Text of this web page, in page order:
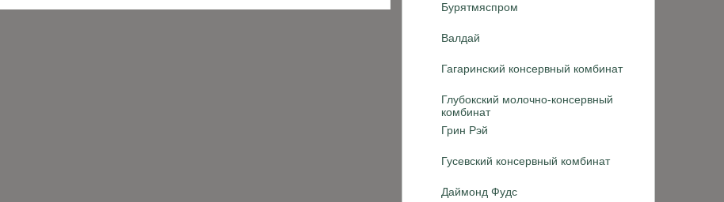
Бурятмяспром
Валдай
Гагаринский консервный комбинат
Глубокский молочно-консервный
комбинат
Грин Рэй
Гусевский консервный комбинат
Даймонд Фудс